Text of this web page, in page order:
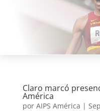
Claro marcó
América
por AIPS América |